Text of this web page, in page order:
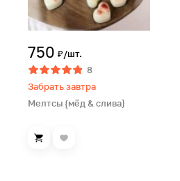
750 ₽/шт.
8
Забрать завтра
Мелтсы {мёд & слива}